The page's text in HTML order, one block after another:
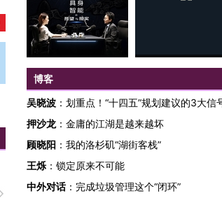
线｜HYROX的吸金
马航飞行员跨国走私7万
博客
吴晓波 ： 划重点！“十四五”规划建议的3大信
押沙龙 ： 金庸的江湖是越来越坏
顾晓阳 ： 我的洛杉矶“湖街客栈”
王烁 ： 锁定原来不可能
中外对话： 完成垃圾管理这个“闭环”